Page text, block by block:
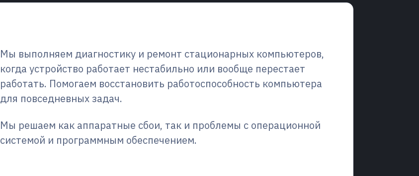
Мы выполняем диагностику и ремонт стационарных компьютеров,
когда устройство работает нестабильно или вообще перестает
работать. Помогаем восстановить работоспособность компьютера
для повседневных задач.
Мы решаем как аппаратные сбои, так и проблемы с операционной
системой и программным обеспечением.